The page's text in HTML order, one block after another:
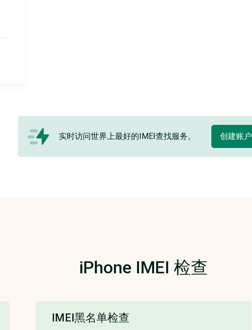
实时访问世界上最好的IMEI查找服务。 创建账户
iPhone IMEI 检查
IMEI黑名单检查